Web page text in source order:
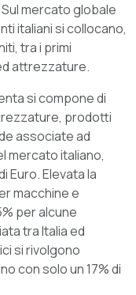
mercato globale
italiani si collocano,
tra i primi
attrezzature.
si compone di
prodotti
associate ad
mercato italiano,
Euro. Elevata la
macchine e
per alcune
tra Italia ed
si rivolgono
con solo un 17% di